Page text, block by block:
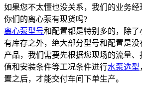
如果您不太懂也没关系，我们的业务
你们的离心泵有现货吗?
离心泵型号和配置都是特别多的，除
有库存之外，绝大部分型号和配置是
产品，我们需要先根据您现场的流量
值和安装条件等工况条件进行水泵选型
置之后，才能交付车间下单生产。